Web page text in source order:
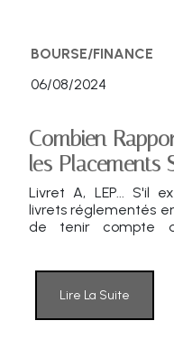
BOURSE/FINANCE
06/08/2024
Combien
les Placements
Livret A, LEP... S'il
livrets réglementés
de tenir compte
ce sujet, certains
s'avèrent plus
en 2024.Lire La Suite